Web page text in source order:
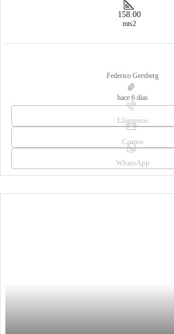
158.00
mts2
Federico Gersberg
hace 6 días
Llámenos
Correo
WhatsApp